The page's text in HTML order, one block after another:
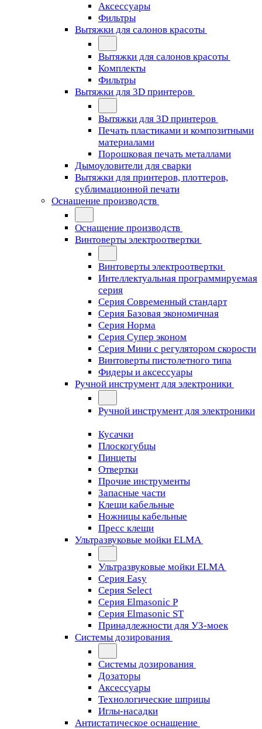
Аксессуары
Фильтры
Вытяжки для салонов красоты
Вытяжки для салонов красоты
Комплекты
Фильтры
Вытяжки для 3D принтеров
Вытяжки для 3D принтеров
Печать пластиками и композитными
материалами
Порошковая печать металлами
Дымоуловители для сварки
Вытяжки для принтеров, плоттеров,
сублимационной печати
Оснащение производств
Оснащение производств
Винтоверты электроотвертки
Винтоверты электроотвертки
Интеллектуальная программируемая
серия
Серия Современный стандарт
Серия Базовая экономичная
Серия Норма
Серия Cупер эконом
Серия Мини с регулятором скорости
Винтоверты пистолетного типа
Фидеры и аксессуары
Ручной инструмент для электроники
Ручной инструмент для электроники
Кусачки
Плоскогубцы
Пинцеты
Отвертки
Прочие инструменты
Запасные части
Клещи кабельные
Ножницы кабельные
Пресс клещи
Ультразвуковые мойки ELMA
Ультразвуковые мойки ELMA
Серия Easy
Серия Select
Серия Elmasonic P
Серия Elmasonic ST
Принадлежности для УЗ-моек
Системы дозирования
Системы дозирования
Дозаторы
Аксессуары
Технологические шприцы
Иглы-насадки
Антистатическое оснащение